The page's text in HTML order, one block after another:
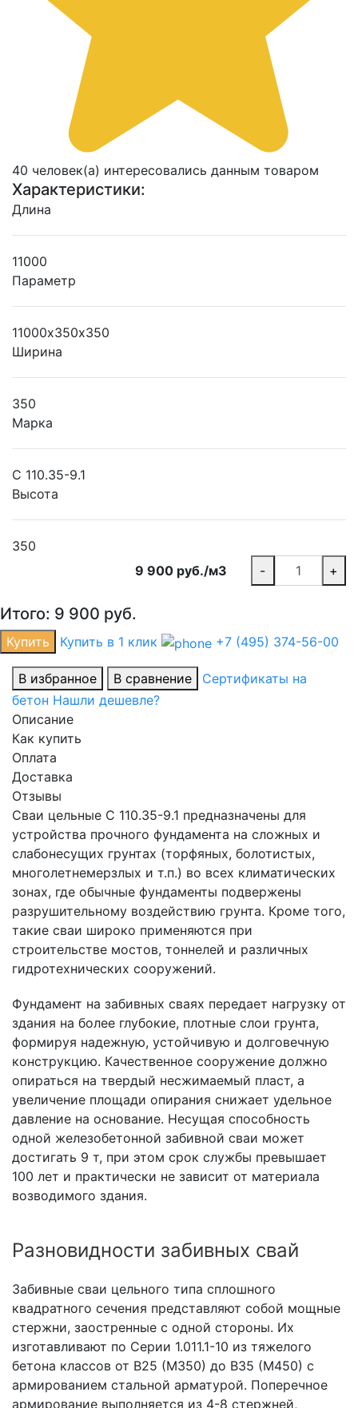
40 человек(а) интересовались данным товаром
Характеристики:
Длина
11000
Параметр
11000х350х350
Ширина
350
Марка
С 110.35-9.1
Высота
350
9 900 руб./м3
- +
Итого: 9 900 руб.
Купить Купить в 1 клик +7 (495) 374-56-00
В избранное В сравнение
Сертификаты на
бетон Нашли дешевле?
Описание
Как купить
Оплата
Доставка
Отзывы
Сваи цельные С 110.35-9.1 предназначены для
устройства прочного фундамента на сложных и
слабонесущих грунтах (торфяных, болотистых,
многолетнемерзлых и т.п.) во всех климатических
зонах, где обычные фундаменты подвержены
разрушительному воздействию грунта. Кроме того,
такие сваи широко применяются при
строительстве мостов, тоннелей и различных
гидротехнических сооружений.
Фундамент на забивных сваях передает нагрузку от
здания на более глубокие, плотные слои грунта,
формируя надежную, устойчивую и долговечную
конструкцию. Качественное сооружение должно
опираться на твердый несжимаемый пласт, а
увеличение площади опирания снижает удельное
давление на основание. Несущая способность
одной железобетонной забивной сваи может
достигать 9 т, при этом срок службы превышает
100 лет и практически не зависит от материала
возводимого здания.
Разновидности забивных свай
Забивные сваи цельного типа сплошного
квадратного сечения представляют собой мощные
стержни, заостренные с одной стороны. Их
изготавливают по Серии 1.011.1-10 из тяжелого
бетона классов от В25 (М350) до В35 (М450) с
армированием стальной арматурой. Поперечное
армирование выполняется из 4-8 стержней,